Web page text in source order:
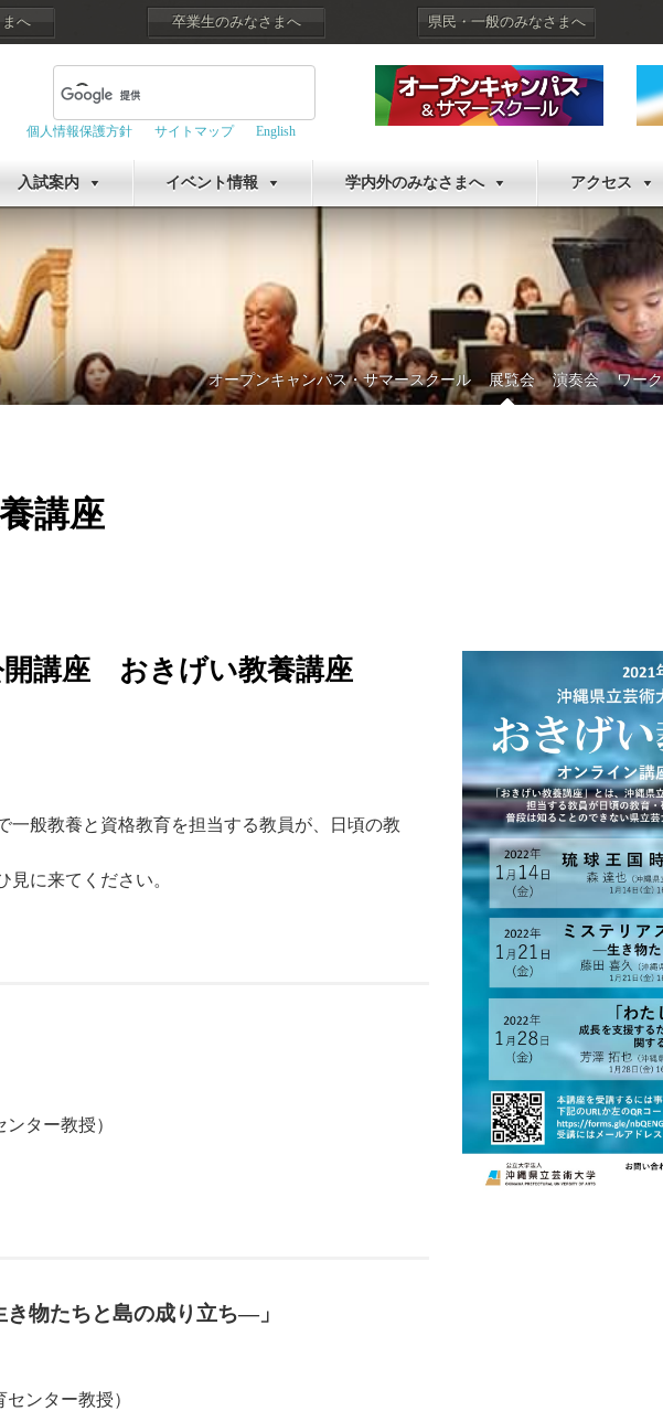
へ 卒業生のみなさまへ 県民・一般のみなさまへ
個人情報保護方針 サイトマップ English
入試案内 イベント情報 学内外のみなさまへ アクセス
オープンキャンパス・サマースクール 展覧会 演奏会 ワー
講座
開講座 おきげい教養講座
一般教養と資格教育を担当する教員が、日頃の教
に来てください。
ター教授）
物たちと島の成り立ち—」
ンター教授）